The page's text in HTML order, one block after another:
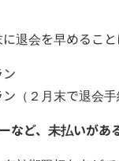
退会を早めること
（２月末で退会手
など、未払いがあ